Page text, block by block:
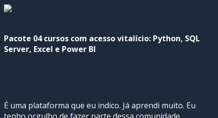
Pacote 04 cursos com acesso vitalício: Python, SQL
Server, Excel e Power BI
É uma plataforma que eu indico. Já aprendi muito. Eu